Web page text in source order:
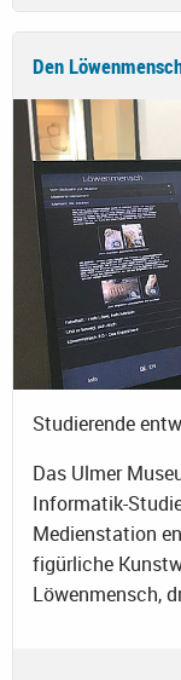
Den
Studierende
Das Ulmer
Informatik-
Medienstation
figürliche
Löwenmensch,